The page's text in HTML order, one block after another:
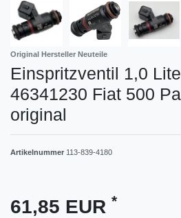
Original Hersteller Neuteile
Einspritzventil 1,0
46341230 Fiat 500
original
Artikelnummer 113-839-4180
61,85 EUR *